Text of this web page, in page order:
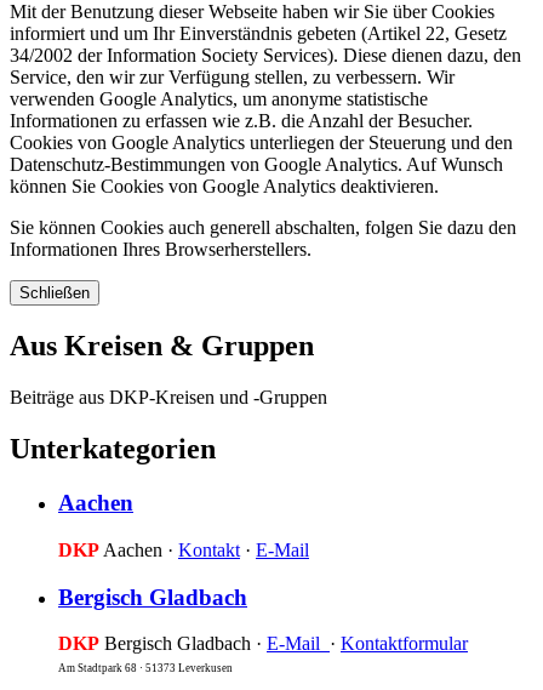
Mit der Benutzung dieser Webseite haben wir Sie über Cookies
informiert und um Ihr Einverständnis gebeten (Artikel 22, Gesetz
34/2002 der Information Society Services). Diese dienen dazu, den
Service, den wir zur Verfügung stellen, zu verbessern. Wir
verwenden Google Analytics, um anonyme statistische
Informationen zu erfassen wie z.B. die Anzahl der Besucher.
Cookies von Google Analytics unterliegen der Steuerung und den
Datenschutz-Bestimmungen von Google Analytics. Auf Wunsch
können Sie Cookies von Google Analytics deaktivieren.
Sie können Cookies auch generell abschalten, folgen Sie dazu den
Informationen Ihres Browserherstellers.
Schließen
Aus Kreisen & Gruppen
Beiträge aus DKP-Kreisen und -Gruppen
Unterkategorien
Aachen
DKP Aachen · Kontakt · E-Mail
Bergisch Gladbach
DKP Bergisch Gladbach · E-Mail · Kontaktformular
Am Stadtpark 68 · 51373 Leverkusen